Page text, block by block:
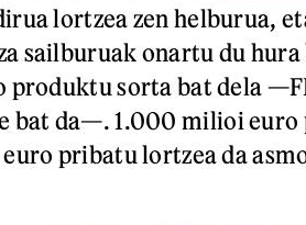
lortzea zen helburua,
sailburuak onartu du
sorta bat dela
bat da—. 1.000 milioi
pribatu lortzea da